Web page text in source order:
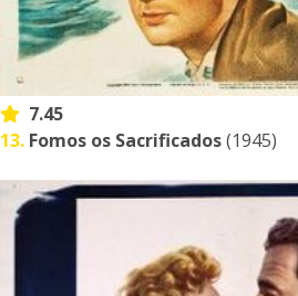
7.45
13. Fomos os Sacrificados(1945)